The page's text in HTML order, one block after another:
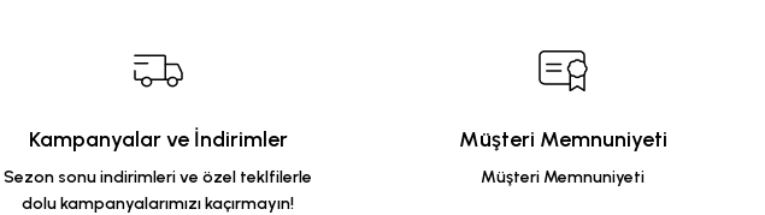
Kampanyalar ve İndirimler
Sezon sonu indirimleri ve özel teklfilerle
dolu kampanyalarımızı kaçırmayın!
Müşteri Memnuniyeti
Müşteri Memnuniyeti